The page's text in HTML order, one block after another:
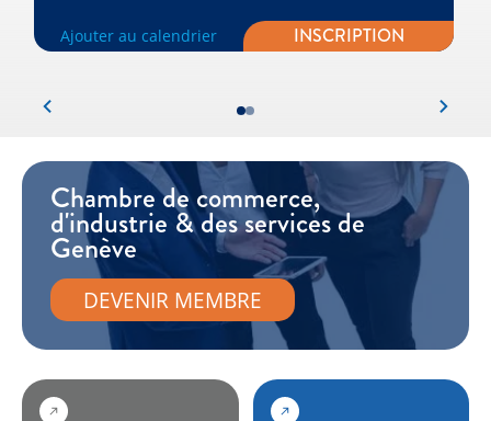
Ajouter au calendrier INSCRIPTION
Chambre de commerce,
d'industrie & des services de
Genève
DEVENIR MEMBRE